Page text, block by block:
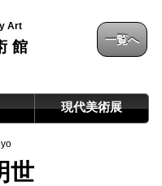
Art
館
現代美術展
一覧へ
世